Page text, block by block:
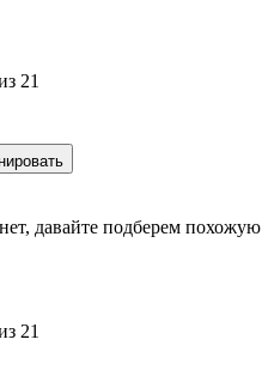
21
давайте подберем похожую
21